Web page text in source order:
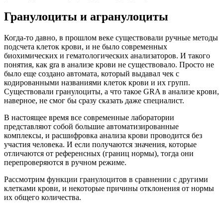
Гранулоциты и агранулоциты
Когда-то давно, в прошлом веке существовали ручные методы
подсчета клеток крови, и не было современных
биохимических и гематологических анализаторов. И такого
понятия, как gra в анализе крови не существовало. Просто не
было еще создано автомата, который выдавал чек с
кодированными названиями клеток крови и их групп.
Существовали гранулоциты, а что такое GRA в анализе крови,
наверное, не смог бы сразу сказать даже специалист.
В настоящее время все современные лаборатории
представляют собой большие автоматизированные
комплексы, и расшифровка анализа крови проводится без
участия человека. И если получаются значения, которые
отличаются от референсных (границ нормы), тогда они
перепроверяются в ручном режиме.
Рассмотрим функции гранулоцитов в сравнении с другими
клетками крови, и некоторые причины отклонения от нормы
их общего количества.